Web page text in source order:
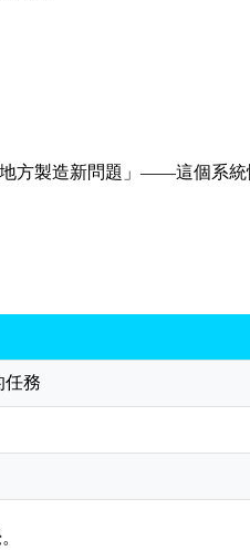
方製造新問題」——這個系統
任務